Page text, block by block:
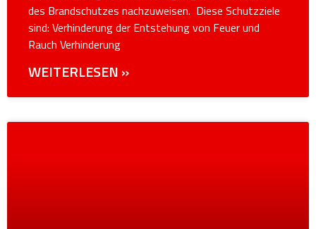
des Brandschutzes nachzuweisen. Diese Schutzziele
sind: Verhinderung der Entstehung von Feuer und
Rauch Verhinderung
WEITERLESEN »